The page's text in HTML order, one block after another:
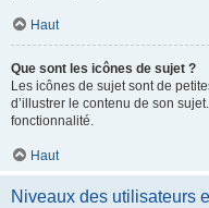
Haut
Que sont les icônes de sujet ?
Les icônes de sujet sont de
d’illustrer le contenu de son
fonctionnalité.
Haut
Niveaux des utilisateurs